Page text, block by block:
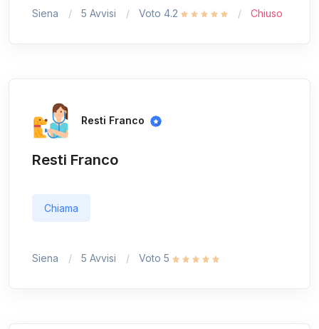
Siena 5 Avvisi Voto 4.2 Chiuso
Resti Franco
Resti Franco
Chiama
Siena 5 Avvisi Voto 5